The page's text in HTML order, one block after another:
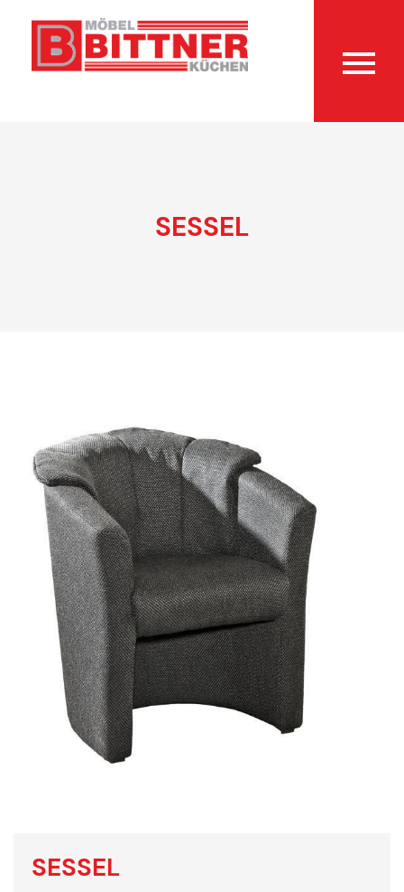
SESSEL
SESSEL